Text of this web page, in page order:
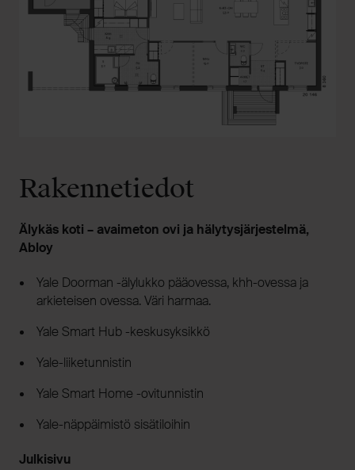
Rakennetiedot
Älykäs koti – avaimeton ovi ja hälytysjärjestelmä,
Abloy
Yale Doorman -älylukko pääovessa, khh-ovessa ja
arkieteisen ovessa. Väri harmaa.
Yale Smart Hub -keskusyksikkö
Yale-liiketunnistin
Yale Smart Home -ovitunnistin
Yale-näppäimistö sisätiloihin
Julkisivu